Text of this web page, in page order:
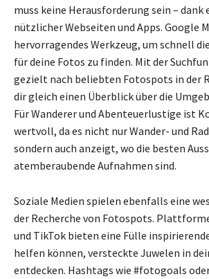
muss keine Herausforderung sein – dank
nützlicher Webseiten und Apps. Google
hervorragendes Werkzeug, um schnell
für deine Fotos zu finden. Mit der
gezielt nach beliebten Fotospots in der
dir gleich einen Überblick über die
Für Wanderer und Abenteuerlustige ist
wertvoll, da es nicht nur Wander- und
sondern auch anzeigt, wo die besten
atemberaubende Aufnahmen sind.
Soziale Medien spielen ebenfalls eine
der Recherche von Fotospots.
und TikTok bieten eine Fülle
helfen können, versteckte Juwelen in
entdecken. Hashtags wie #fotogoals